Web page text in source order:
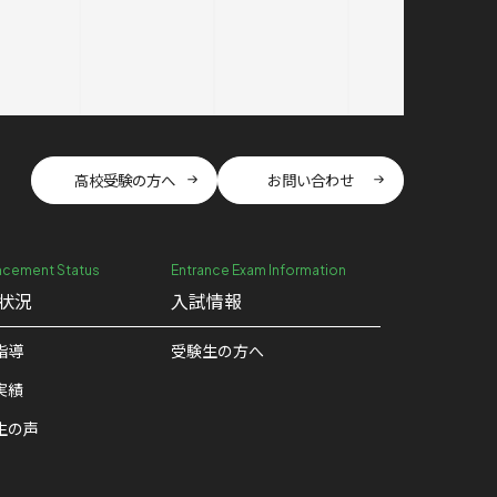
高校受験の方へ お問い合わせ
Status
況
導
績
の声
Entrance Exam Information
入試情報
受験生の方へ